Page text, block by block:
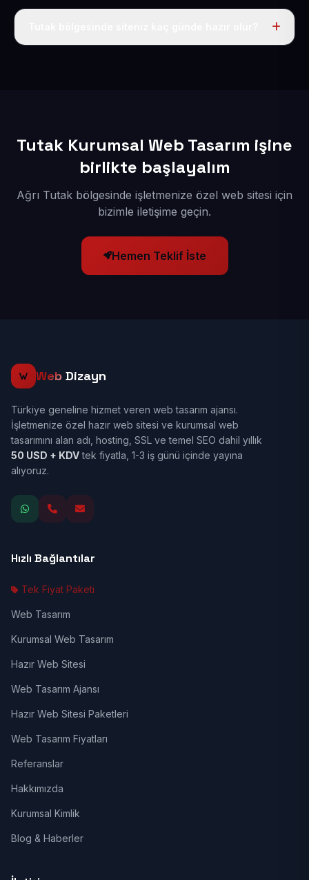
Tek fiyat uygulanır: yıllık 50 USD + KDV. Bu bedele alan
Tutak Kurumsal Web Tasarım işine
birlikte başlayalım
Ağrı Tutak bölgesinde işletmenize özel web sitesi için
bizimle iletişime geçin.
Hemen Teklif İste
Web Dizayn
Türkiye geneline hizmet veren web tasarım ajansı.
İşletmenize özel hazır web sitesi ve kurumsal web
tasarımını alan adı, hosting, SSL ve temel SEO dahil yıllık
50 USD + KDVtek fiyatla, 1-3 iş günü içinde yayına
alıyoruz.
Hızlı Bağlantılar
Tek Fiyat Paketi
Web Tasarım
Kurumsal Web Tasarım
Hazır Web Sitesi
Web Tasarım Ajansı
Hazır Web Sitesi Paketleri
Web Tasarım Fiyatları
Referanslar
Hakkımızda
Kurumsal Kimlik
Blog & Haberler